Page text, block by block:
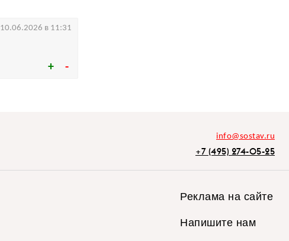
10.06.2026 в 11:31
info@sostav.ru
+7 (495) 274-05-25
Реклама на сайте
Напишите нам